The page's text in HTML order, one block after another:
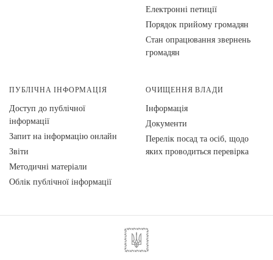
Електронні петиції
Порядок прийому громадян
Стан опрацювання звернень
громадян
ПУБЛІЧНА ІНФОРМАЦІЯ
Доступ до публічної
інформації
Запит на інформацію онлайн
Звіти
Методичні матеріали
Облік публічної інформації
ОЧИЩЕННЯ ВЛАДИ
Інформація
Документи
Перелік посад та осіб, щодо
яких проводиться перевірка